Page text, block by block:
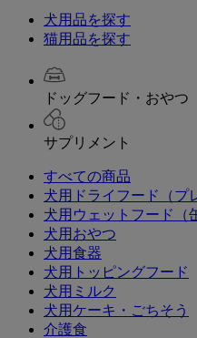
犬用品を探す
猫用品を探す
ドッグフード・おやつ
サプリメント
すべての商品
犬用ドライフード（プ
犬用ウェットフード（
犬用おやつ
犬用食器
犬用トッピングフード
犬用ミルク
犬用ケーキ・ごちそう
介護食